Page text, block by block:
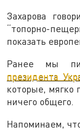
Захарова
“топорно-
показать
Ранее мы
президента
которые, мягко
ничего общего.
Напоминаем,